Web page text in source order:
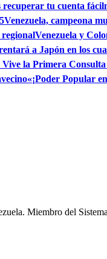
recuperar tu cuenta
Venezuela, campeona
regionalVenezuela y
a Japón en los
Vive la Primera
«¡Poder Popular
Miembro del